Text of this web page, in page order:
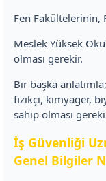
Fen Fakültelerinin,
Meslek Yüksek
olması gerekir.
Bir başka
fizikçi, kimyager,
sahip olması
İş Güvenliği
Genel Bilgiler